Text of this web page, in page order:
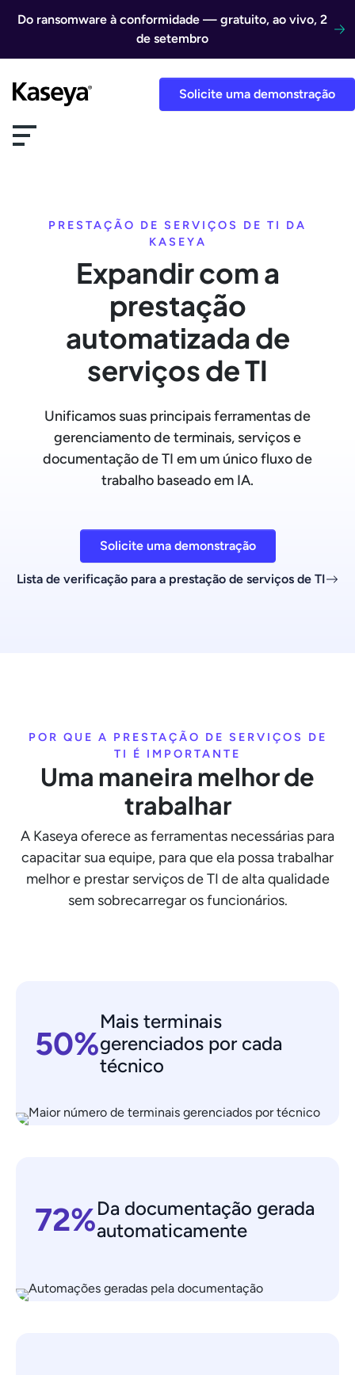
Do ransomware à conformidade — gratuito, ao vivo, 2
de setembro
Solicite uma demonstração
PRESTAÇÃO DE SERVIÇOS DE TI DA
KASEYA
Expandir com a
prestação
automatizada de
serviços de TI
Unificamos suas principais ferramentas de
gerenciamento de terminais, serviços e
documentação de TI em um único fluxo de
trabalho baseado em IA.
Solicite uma demonstração
Lista de verificação para a prestação de serviços de TI
POR QUE A PRESTAÇÃO DE SERVIÇOS DE
TI É IMPORTANTE
Uma maneira melhor de
trabalhar
A Kaseya oferece as ferramentas necessárias para
capacitar sua equipe, para que ela possa trabalhar
melhor e prestar serviços de TI de alta qualidade
sem sobrecarregar os funcionários.
50%
Mais terminais
gerenciados por cada
técnico
72%Da documentação gerada
automaticamente